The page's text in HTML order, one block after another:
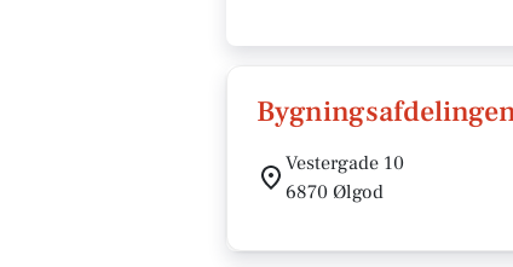
Vestergade 10
6870 Ølgod